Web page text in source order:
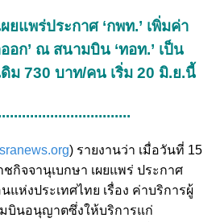
ยแพร่ประกาศ ‘กพท.’ เพิ่มค่า
อก’ ณ สนามบิน ‘ทอท.’ เป็น
ม 730 บาท/คน เริ่ม 20 มิ.ย.นี้
) รายงานว่า เมื่อวันที่ 15
กิจจานุเบกษา เผยแพร่ ประกาศ
แห่งประเทศไทย เรื่อง ค่าบริการผู้
บินอนุญาตซึ่งให้บริการแก่